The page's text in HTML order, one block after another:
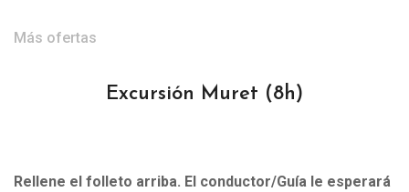
Más ofertas
Excursión Muret (8h)
Rellene el folleto arriba. El conductor/Guía le esperará